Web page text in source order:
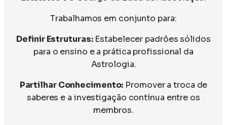
Trabalhamos em conjunto para:
Definir Estruturas:Estabelecer padrões sólidos
para o ensino e a prática profissional da
Astrologia.
Partilhar Conhecimento: Promover a troca de
saberes e a investigação contínua entre os
membros.